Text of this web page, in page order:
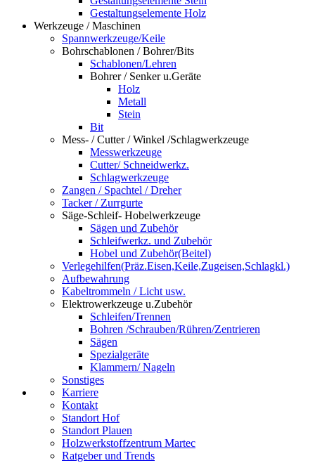
Gestaltungselemente Holz
Werkzeuge / Maschinen
Spannwerkzeuge/Keile
Bohrschablonen / Bohrer/Bits
Schablonen/Lehren
Bohrer / Senker u.Geräte
Holz
Metall
Stein
Bit
Mess- / Cutter / Winkel /Schlagwerkzeuge
Messwerkzeuge
Cutter/ Schneidwerkz.
Schlagwerkzeuge
Zangen / Spachtel / Dreher
Tacker / Zurrgurte
Säge-Schleif- Hobelwerkzeuge
Sägen und Zubehör
Schleifwerkz. und Zubehör
Hobel und Zubehör(Beitel)
Verlegehilfen(Präz.Eisen,Keile,Zugeisen,Schlagkl.)
Aufbewahrung
Kabeltrommeln / Licht usw.
Elektrowerkzeuge u.Zubehör
Schleifen/Trennen
Bohren /Schrauben/Rühren/Zentrieren
Sägen
Spezialgeräte
Klammern/ Nageln
Sonstiges
Karriere
Kontakt
Standort Hof
Standort Plauen
Holzwerkstoffzentrum Martec
Ratgeber und Trends